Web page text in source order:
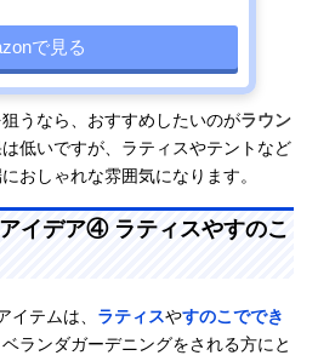
で見る
狙うなら、おすすめしたいのがラウン
低いですが、ラティスやテントなど
おしゃれな雰囲気になります。
イデア④ ラティスやすのこ
イテムは、 ラティスやすのこででき
ランダガーデニングをされる方にと